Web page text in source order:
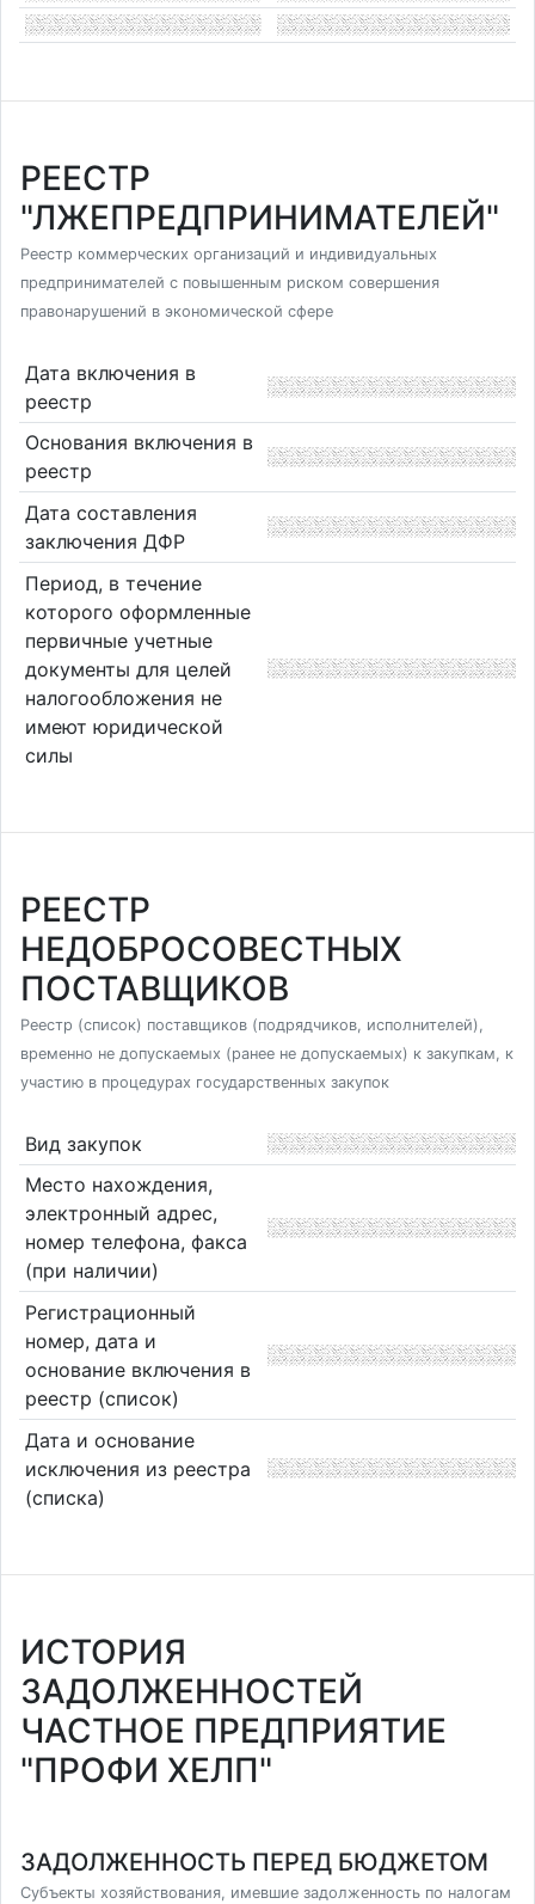
РЕЕСТР
"ЛЖЕПРЕДПРИНИМАТЕЛЕЙ"
Реестр коммерческих организаций и индивидуальных
предпринимателей с повышенным риском совершения
правонарушений в экономической сфере
Дата включения в
реестр
Основания включения в
реестр
Дата составления
заключения ДФР
Период, в течение
которого оформленные
первичные учетные
документы для целей
налогообложения не
имеют юридической
силы
РЕЕСТР
НЕДОБРОСОВЕСТНЫХ
ПОСТАВЩИКОВ
Реестр (список) поставщиков (подрядчиков, исполнителей),
временно не допускаемых (ранее не допускаемых) к закупкам, к
участию в процедурах государственных закупок
Вид закупок
Место нахождения,
электронный адрес,
номер телефона, факса
(при наличии)
Регистрационный
номер, дата и
основание включения в
реестр (список)
Дата и основание
исключения из реестра
(списка)
ИСТОРИЯ
ЗАДОЛЖЕННОСТЕЙ
ЧАСТНОЕ ПРЕДПРИЯТИЕ
"ПРОФИ ХЕЛП"
ЗАДОЛЖЕННОСТЬ ПЕРЕД БЮДЖЕТОМ
Субъекты хозяйствования, имевшие задолженность по налогам